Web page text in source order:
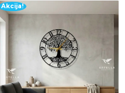
Akcija!